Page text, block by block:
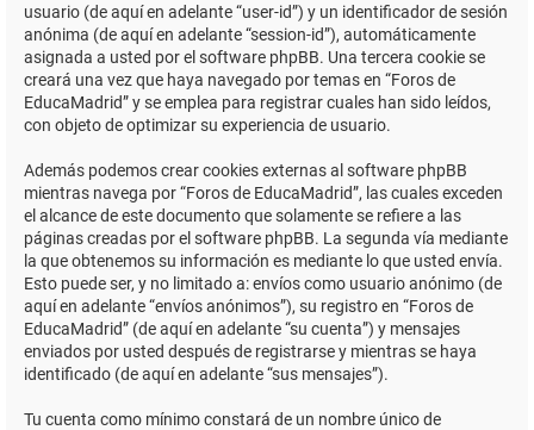
usuario (de aquí en adelante “user-id”) y un identificador de sesión
anónima (de aquí en adelante “session-id”), automáticamente
asignada a usted por el software phpBB. Una tercera cookie se
creará una vez que haya navegado por temas en “Foros de
EducaMadrid” y se emplea para registrar cuales han sido leídos,
con objeto de optimizar su experiencia de usuario.
Además podemos crear cookies externas al software phpBB
mientras navega por “Foros de EducaMadrid”, las cuales exceden
el alcance de este documento que solamente se refiere a las
páginas creadas por el software phpBB. La segunda vía mediante
la que obtenemos su información es mediante lo que usted envía.
Esto puede ser, y no limitado a: envíos como usuario anónimo (de
aquí en adelante “envíos anónimos”), su registro en “Foros de
EducaMadrid” (de aquí en adelante “su cuenta”) y mensajes
enviados por usted después de registrarse y mientras se haya
identificado (de aquí en adelante “sus mensajes”).
Tu cuenta como mínimo constará de un nombre único de